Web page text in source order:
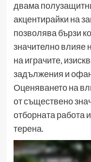
двама
акцентирайки на
позволява бързи
значително влияе
на играчите,
задължения и
Оценяването на
от съществено
отборната работа
терена.